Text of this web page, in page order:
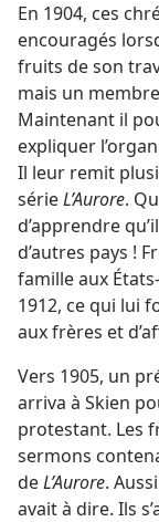
En 1904, ces
encouragés
fruits de son
mais un
Maintenant il
expliquer
Il leur remit
sérieL’Aurore.
d’apprendre
d’autres pays !
famille aux
1912, ce qui lui
aux frères et
Vers 1905, un
arriva à Skien
protestant. Les
sermons
deL’Aurore.
avait à dire. Ils